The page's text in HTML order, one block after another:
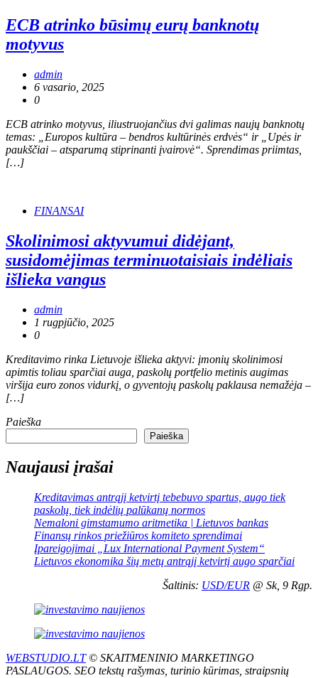
ECB atrinko būsimų eurų banknotų
motyvus
admin
6 vasario, 2025
0
ECB atrinko motyvus, iliustruojančius dvi galimas naujų banknotų
temas: „Europos kultūra – bendros kultūrinės erdvės“ ir „Upės ir
paukščiai – atsparumą stiprinanti įvairovė“. Sprendimas priimtas,
[…]
FINANSAI
Skolinimosi aktyvumui didėjant,
susidomėjimas terminuotaisiais indėliais
išlieka vangus
admin
1 rugpjūčio, 2025
0
Kreditavimo rinka Lietuvoje išlieka aktyvi: įmonių skolinimosi
apimtis toliau sparčiai auga, paskolų portfelio metinis augimas
viršija euro zonos vidurkį, o gyventojų paskolų paklausa nemažėja –
[…]
Paieška
Paieška
Naujausi įrašai
Kreditavimas antrąjį ketvirtį tebebuvo spartus, augo tiek
paskolų, tiek indėlių palūkanų normos
Nemaloni gimstamumo aritmetika | Lietuvos bankas
Finansų rinkos priežiūros komiteto sprendimai
Įpareigojimai „Lux International Payment System“
Lietuvos ekonomika šių metų antrąjį ketvirtį augo sparčiai
Šaltinis: USD/EUR @ Sk, 9 Rgp.
WEBSTUDIO.LT© SKAITMENINIO MARKETINGO
PASLAUGOS. SEO tekstų rašymas, turinio kūrimas, straipsnių